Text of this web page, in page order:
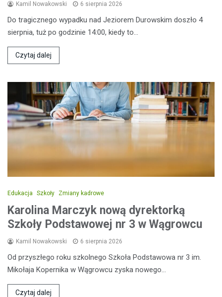
Kamil Nowakowski 6 sierpnia 2026
Do tragicznego wypadku nad Jeziorem Durowskim doszło 4
sierpnia, tuż po godzinie 14:00, kiedy to…
Czytaj dalej
Edukacja Szkoły Zmiany kadrowe
Karolina Marczyk nową dyrektorką
Szkoły Podstawowej nr 3 w Wągrowcu
Kamil Nowakowski 6 sierpnia 2026
Od przyszłego roku szkolnego Szkoła Podstawowa nr 3 im.
Mikołaja Kopernika w Wągrowcu zyska nowego…
Czytaj dalej